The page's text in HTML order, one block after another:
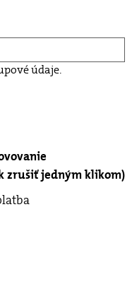
údaje.
zrušiť jedným klikom)